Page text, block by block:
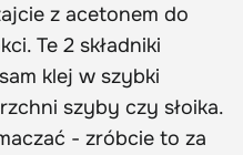
z acetonem do
Te 2 składniki
klej w szybki
szyby czy słoika.
- zróbcie to za